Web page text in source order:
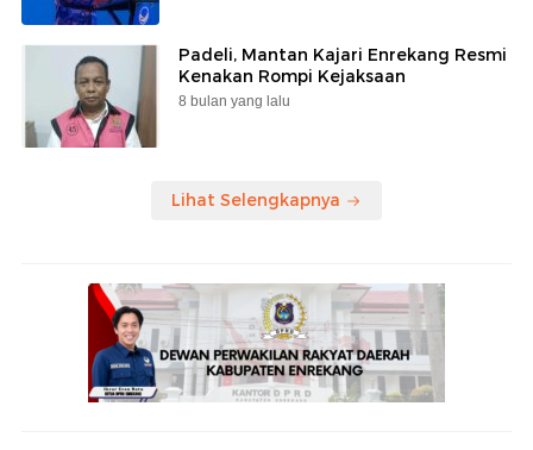
Padeli, Mantan Kajari Enrekang Resmi
Kenakan Rompi Kejaksaan
8 bulan yang lalu
Lihat Selengkapnya